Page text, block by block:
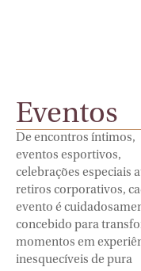
Eventos
De encontros íntimos,
eventos esportivos,
celebrações especiais
retiros corporativos,
evento é
concebido para
momentos em
inesquecíveis de pura